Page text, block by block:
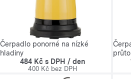
Čerpadlo ponorné na nízké
hladiny
484 Kč s DPH / den
400 Kč bez DPH